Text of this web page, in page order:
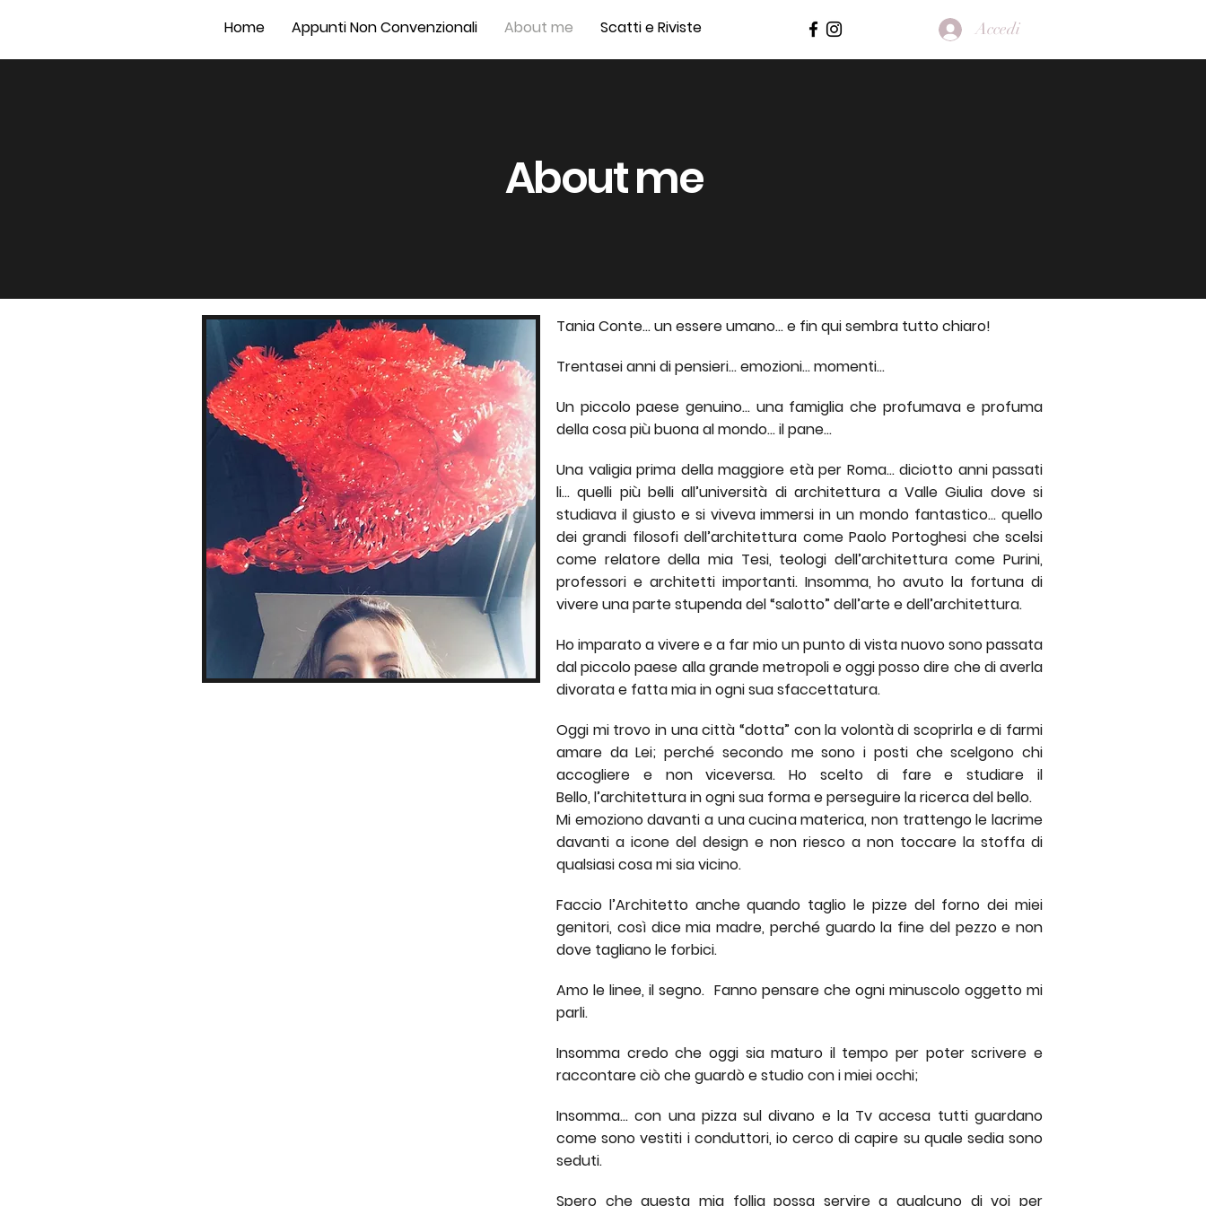
Home Appunti Non Convenzionali About me Scatti e Riviste Accedi
About me
Tania Conte... un essere umano... e fin qui sembra tutto chiaro!
Trentasei anni di pensieri... emozioni... momenti...
Un piccolo paese genuino... una famiglia che profumava e profuma
della cosa più buona al mondo... il pane...
Una valigia prima della maggiore età per Roma... diciotto anni passati
li... quelli più belli all’università di architettura a Valle Giulia dove si
studiava il giusto e si viveva immersi in un mondo fantastico... quello
dei grandi filosofi dell’architettura come Paolo Portoghesi che scelsi
come relatore della mia Tesi, teologi dell’architettura come Purini,
professori e architetti importanti. Insomma, ho avuto la fortuna di
vivere una parte stupenda del “salotto” dell’arte e dell’architettura.
Ho imparato a vivere e a far mio un punto di vista nuovo sono passata
dal piccolo paese alla grande metropoli e oggi posso dire che di averla
divorata e fatta mia in ogni sua sfaccettatura.
Oggi mi trovo in una città “dotta” con la volontà di scoprirla e di farmi
amare da Lei; perché secondo me sono i posti che scelgono chi
accogliere e non viceversa. Ho scelto di fare e studiare il
Bello, l’architettura in ogni sua forma e perseguire la ricerca del bello.
Mi emoziono davanti a una cucina materica, non trattengo le lacrime
davanti a icone del design e non riesco a non toccare la stoffa di
qualsiasi cosa mi sia vicino.
Faccio l’Architetto anche quando taglio le pizze del forno dei miei
genitori, così dice mia madre, perché guardo la fine del pezzo e non
dove tagliano le forbici.
Amo le linee, il segno. Fanno pensare che ogni minuscolo oggetto mi
parli.
Insomma credo che oggi sia maturo il tempo per poter scrivere e
raccontare ciò che guardò e studio con i miei occhi;
Insomma... con una pizza sul divano e la Tv accesa tutti guardano
come sono vestiti i conduttori, io cerco di capire su quale sedia sono
seduti.
Spero che questa mia follia possa servire a qualcuno di voi per